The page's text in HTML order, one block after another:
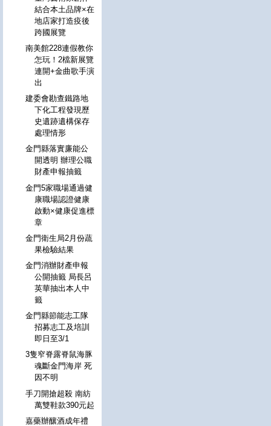
結合本土品牌×在
地店家打造疫後
跨國展覽
南美館228連假教你
怎玩！2檔新展覽
連開+金曲歌手演
出
建委會勘查鐵路地
下化工程發現歷
史遺跡遺構保存
處理情形
金門縣落實廉能公
開透明 辦理公職
財產申報抽籤
金門5家職場通過健
康職場認證健康
啟動×健康促進標
章
金門衛生局2月份蔬
果檢驗結果
金門消辦財產申報
公開抽籤 局長呂
英華抽出本人中
籤
金門縣節能志工隊
招募志工及培訓
即日至3/1
3隻窄脊露脊鼠海豚
魂斷金門海岸 死
因不明
手刀開搶超殺 南紡
萬雙鞋款390元起
嘉藥辦釀酒成年禮